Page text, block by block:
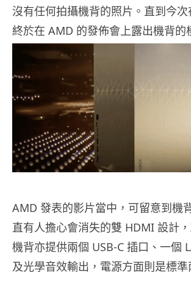
沒有任何拍攝機背的照片。直到今次
終於在 AMD 的發佈會上露出機背的
AMD 發表的影片當中，可留意到機
直有人擔心會消失的雙 HDMI 設計
機背亦提供兩個 USB-C 插口、一個
及光學音效輸出，電源方面則是標準